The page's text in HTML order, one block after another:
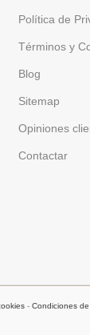
Política de
Términos y
Blog
Sitemap
Opiniones
Contactar
- Condiciones de